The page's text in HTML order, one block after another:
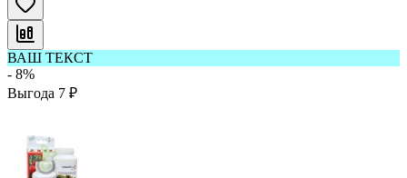
ВАШ ТЕКСТ
- 8%
Выгода 7 ₽